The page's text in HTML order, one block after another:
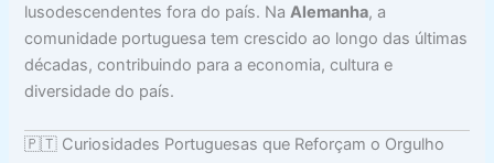
lusodescendentes fora do país. NaAlemanha, a
comunidade portuguesa tem crescido ao longo das últimas
décadas, contribuindo para a economia, cultura e
diversidade do país.
🇵🇹 Curiosidades Portuguesas que Reforçam o Orgulho